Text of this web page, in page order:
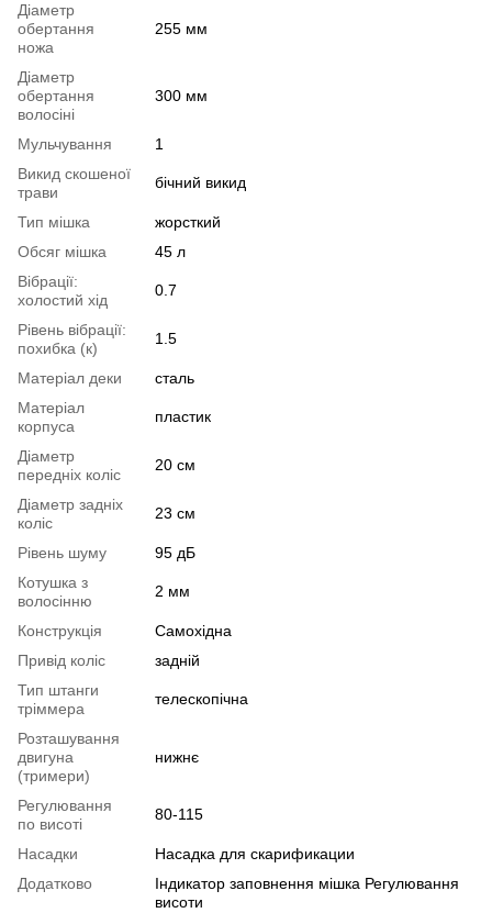
Діаметр
обертання
ножа
255 мм
Діаметр
обертання
волосіні
300 мм
Мульчування
1
Викид скошеної
трави
бічний викид
Тип мішка
жорсткий
Обсяг мішка
45 л
Вібрації:
холостий хід
0.7
Рівень вібрації:
похибка (к)
1.5
Матеріал деки
сталь
Матеріал
корпуса
пластик
Діаметр
передніх коліс
20 см
Діаметр задніх
коліс
23 см
Рівень шуму
95 дБ
Котушка з
волосінню
2 мм
Конструкція
Самохідна
Привід коліс
задній
Тип штанги
тріммера
телескопічна
Розташування
двигуна
(тримери)
нижнє
Регулювання
по висоті
80-115
Насадки
Насадка для скарификации
Додатково
Індикатор заповнення мішка Регулювання
висоти